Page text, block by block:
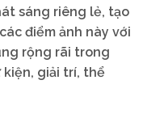
sáng riêng lẻ, tạo
điểm ảnh này với
rộng rãi trong
kiện, giải trí, thể